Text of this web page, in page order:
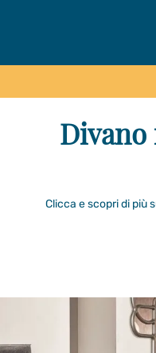
Clicca e scopri di più